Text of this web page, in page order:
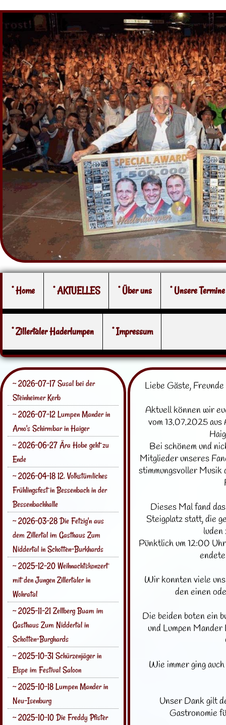
° Home ° AKTUELLES ° Über uns ° Unsere Termine
° Zillertaler Haderlumpen ° Impressum
~ 2026-07-17 Susal bei der
Steinheimer Kerb
~ 2026-07-12 Lumpen Mander in
Arno's Schirmbar in Haiger
~ 2026-06-27 Ära Hobe geht zu
Ende
~ 2026-04-18 12. Volkstümliches
Frühlingsfest in Bessenbach in der
Bessenbachhalle
~ 2026-03-28 Die Fetzig'n aus
dem Zillertal im Gasthaus Zum
Niddertal in Schotten-Burkhards
~ 2025-12-20 Weihnachtskonzert
mit den Jungen Zillertaler in
Wohratal
~ 2025-11-21 Zellberg Buam im
Gasthaus Zum Niddertal in
Schotten-Burghards
~ 2025-10-31 Schürzenjäger in
Elspe im Festival Saloon
~ 2025-10-18 Lumpen Mander in
Neu-Isenburg
~ 2025-10-10 Die Freddy Pfister
Liebe Gäste,
Aktuell können wir
vom 13.07.2025 aus
Bei schönem und
Mitglieder unseres
stimmungsvoller Musik
Dieses Mal fand
Steigplatz statt, die
luden
Pünktlich um 12:00
Wir konnten viele
den einen
Die beiden boten ein
und Lumpen
Wie immer ging
Unser Dank gilt
Gastronomie